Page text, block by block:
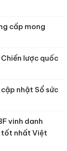
cấp mong
lược quốc
nhật Sổ sức
vinh danh
tốt nhất Việt